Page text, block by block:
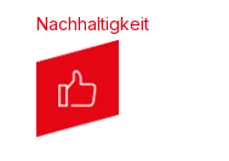
und/oder
Nachhaltigkeit